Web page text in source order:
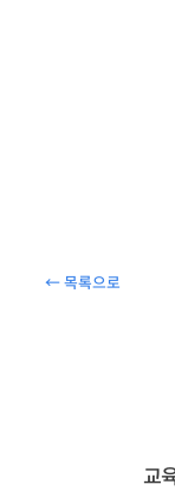
← 목록으로
교